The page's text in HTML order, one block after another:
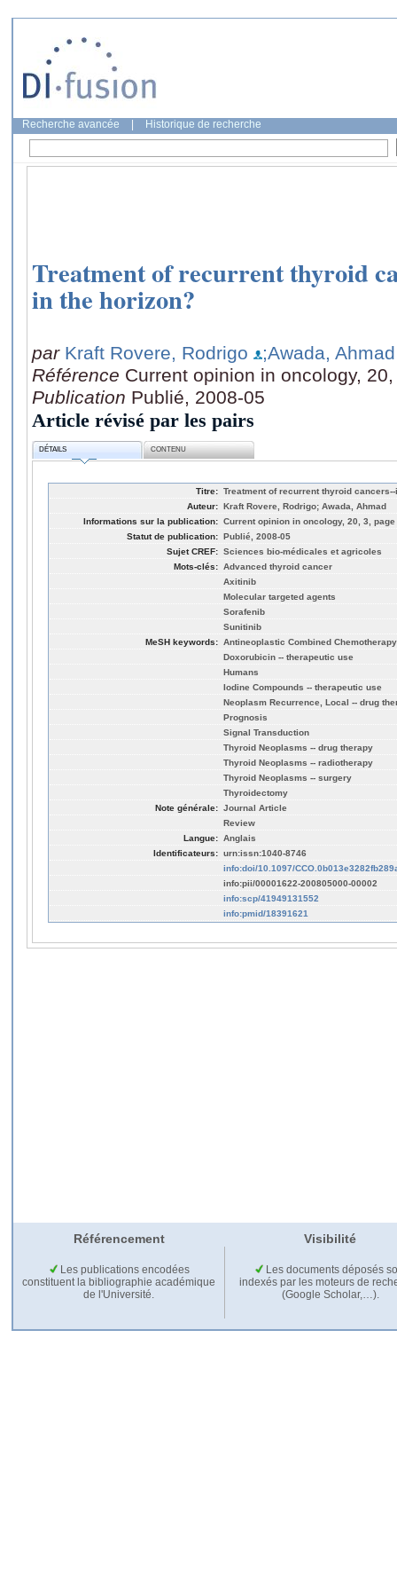
Recherche avancée Historique de recherche
Treatment of recurrent thyroid
in the horizon?
par Kraft Rovere, Rodrigo
;Awada, Ahmad
Référence Current opinion in oncology,
Publication Publié, 2008-05
Article révisé par les pairs
DÉTAILS CONTENU
Titre: Treatment of recurrent thyroid
Auteur: Kraft Rovere, Rodrigo; Awada, Ahmad
Informations sur la publication: Current opinion in oncology, 20, 3, page
Statut de publication: Publié, 2008-05
Sujet CREF: Sciences bio-médicales et agricoles
Mots-clés: Advanced thyroid cancer
Axitinib
Molecular targeted agents
Sorafenib
Sunitinib
MeSH keywords: Antineoplastic Combined
Doxorubicin -- therapeutic use
Humans
Iodine Compounds -- therapeutic use
Neoplasm Recurrence, Local -- drug
Prognosis
Signal Transduction
Thyroid Neoplasms -- drug therapy
Thyroid Neoplasms -- radiotherapy
Thyroid Neoplasms -- surgery
Thyroidectomy
Note générale: Journal Article
Review
Langue: Anglais
Identificateurs: urn:issn:1040-8746
info:doi/10.1097/
info:pii/00001622-200805000-00002
info:scp/41949131552
info:pmid/18391621
Référencement Visibilité
Les publications encodées
constituent la bibliographie académique
de l'Université.
Les documents déposés
indexés par les moteurs de
(Google Scholar,…).